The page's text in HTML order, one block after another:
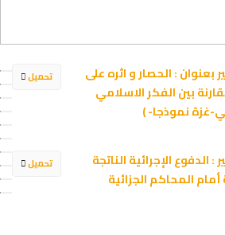
تحميل
: الحصار و اثره على
بين الفكر الاسلامي
غزة نموذجا- )
تحميل
الإجرائية الناتجة
المحاكم الجزائية